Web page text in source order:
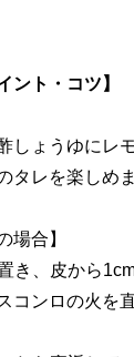
ント・コツ】
しょうゆにレ
タレを楽しめま
場合】
き、皮から
コンロの火を